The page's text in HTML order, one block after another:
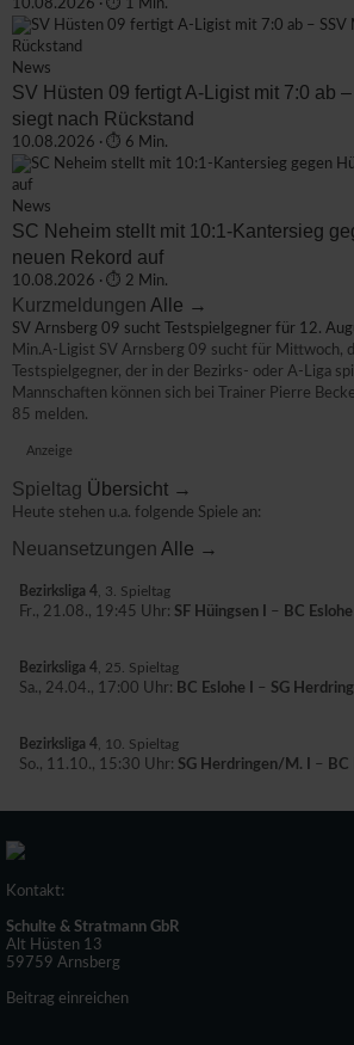
10.08.2026 · ⏱ 1 Min.
News
SV Hüsten 09 fertigt A-Ligist mit 7:0 ab
siegt nach Rückstand
10.08.2026 · ⏱ 6 Min.
News
SC Neheim stellt mit 10:1-Kantersieg
neuen Rekord auf
10.08.2026 · ⏱ 2 Min.
Kurzmeldungen Alle →
SV Arnsberg 09 sucht Testspielgegner für 12.
Min.A-Ligist SV Arnsberg 09 sucht für Mittwoch,
Testspielgegner, der in der Bezirks- oder A-Liga
Mannschaften können sich bei Trainer Pierre
85 melden.
Anzeige
Spieltag Übersicht →
Heute stehen u.a. folgende Spiele an:
Neuansetzungen Alle →
Bezirksliga 4 , 3. Spieltag
Fr., 21.08., 19:45 Uhr: SF Hüingsen I – BC Eslohe I
Bezirksliga 4 , 25. Spieltag
Sa., 24.04., 17:00 Uhr: BC Eslohe I – SG
Bezirksliga 4 , 10. Spieltag
So., 11.10., 15:30 Uhr: SG Herdringen/M. I – BC
Kontakt:
Schulte & Stratmann GbR
Alt Hüsten 13
59759 Arnsberg
Beitrag einreichen